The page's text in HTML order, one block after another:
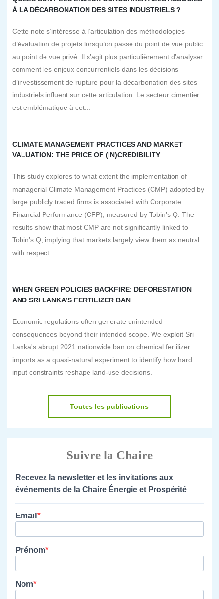
À LA DÉCARBONATION DES SITES INDUSTRIELS ?
Cette note s’intéresse à l’articulation des méthodologies
d’évaluation de projets lorsqu’on passe du point de vue public
au point de vue privé. Il s’agit plus particulièrement d’analyser
comment les enjeux concurrentiels dans les décisions
d’investissement de rupture pour la décarbonation des sites
industriels influent sur cette articulation. Le secteur cimentier
est emblématique à cet...
CLIMATE MANAGEMENT PRACTICES AND MARKET
VALUATION: THE PRICE OF (IN)CREDIBILITY
This study explores to what extent the implementation of
managerial Climate Management Practices (CMP) adopted by
large publicly traded firms is associated with Corporate
Financial Performance (CFP), measured by Tobin’s Q. The
results show that most CMP are not significantly linked to
Tobin’s Q, implying that markets largely view them as neutral
with respect...
WHEN GREEN POLICIES BACKFIRE: DEFORESTATION
AND SRI LANKA’S FERTILIZER BAN
Economic regulations often generate unintended
consequences beyond their intended scope. We exploit Sri
Lanka's abrupt 2021 nationwide ban on chemical fertilizer
imports as a quasi-natural experiment to identify how hard
input constraints reshape land-use decisions.
Toutes les publications
Suivre la Chaire
Recevez la newsletter et les invitations aux
événements de la Chaire Énergie et Prospérité
Email
Prénom
Nom